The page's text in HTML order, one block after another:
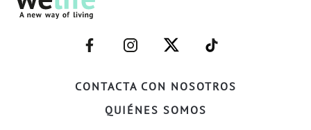
CONTACTA CON NOSOTROS
QUIÉNES SOMOS
–
FACEBOOK–
–
INSTAGRAM–
–
TWITTER–
–
WELIFE–